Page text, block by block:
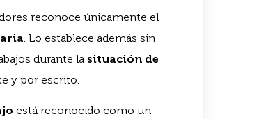
reconoce únicamente el
. Lo establece además sin
durante la situación de
y por escrito.
está reconocido como un